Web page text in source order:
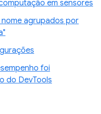
em sensores
agrupados por
foi
do DevTools